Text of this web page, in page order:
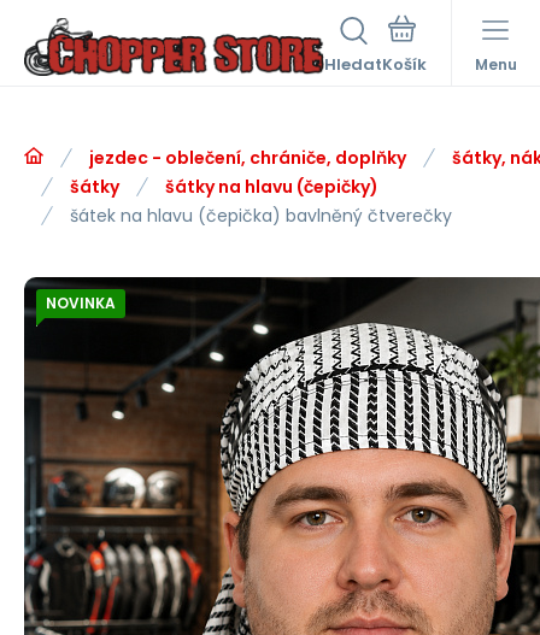
Hledat Menu
jezdec - oblečení, chrániče, doplňky
šátky,
šátky
šátky na hlavu (čepičky)
šátek na hlavu (čepička) bavlněný čtverečky
NOVINKA